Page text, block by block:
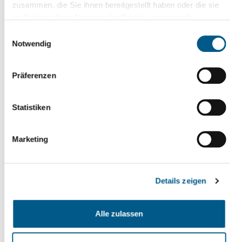
zusammen, die Sie ihnen bereitgestellt haben oder die sie
unsererDatenschutzerklärung Impressum.
Notwendig
Präferenzen
Statistiken
Marketing
Details zeigen
Alle zulassen